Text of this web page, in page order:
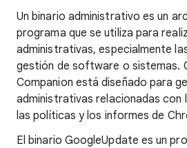
Un binario administrativo es un
programa que se utiliza para
administrativas, especialmente
gestión de software o sistemas.
Companion está diseñado para
administrativas relacionadas
las políticas y los informes de
El binario GoogleUpdate es un